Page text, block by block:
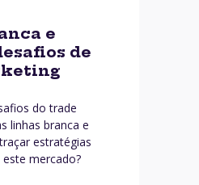
e
de
do trade
linhas branca e
estratégias
mercado?